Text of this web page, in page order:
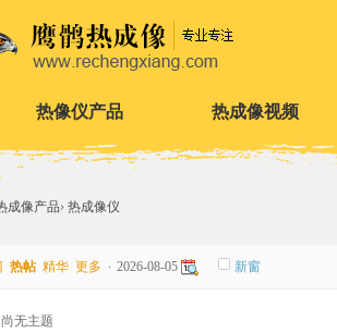
热像仪产品 热成像视频
成像产品› 热成像仪
热帖 精华 更多 2026-08-05 新窗
无主题